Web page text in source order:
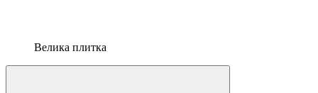
Велика плитка